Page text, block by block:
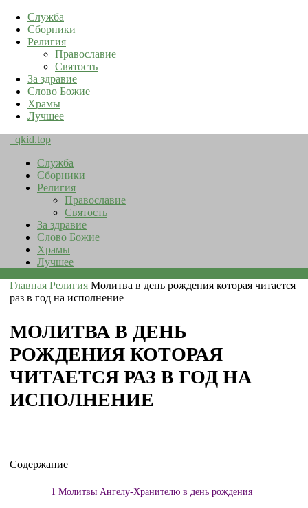
Служба
Сборники
Религия
Православие
Святость
За здравие
Слово Божие
Храмы
Лучшее
qkid.top
Служба
Сборники
Религия
Православие
Святость
За здравие
Слово Божие
Храмы
Лучшее
Главная Религия Молитва в день рождения которая читается
раз в год на исполнение
МОЛИТВА В ДЕНЬ
РОЖДЕНИЯ КОТОРАЯ
ЧИТАЕТСЯ РАЗ В ГОД НА
ИСПОЛНЕНИЕ
Содержание
1 Молитвы Ангелу-Хранителю в день рождения